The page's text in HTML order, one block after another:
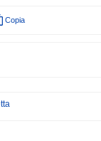
Copia